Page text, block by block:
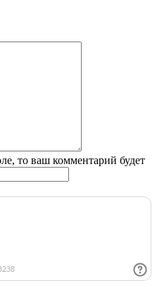
то ваш комментарий будет